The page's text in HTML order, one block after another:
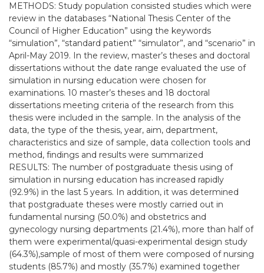
METHODS: Study population consisted studies which were
review in the databases “National Thesis Center of the
Council of Higher Education” using the keywords
“simulation”, “standard patient” “simulator”, and “scenario” in
April-May 2019. In the review, master’s theses and doctoral
dissertations without the date range evaluated the use of
simulation in nursing education were chosen for
examinations. 10 master’s theses and 18 doctoral
dissertations meeting criteria of the research from this
thesis were included in the sample. In the analysis of the
data, the type of the thesis, year, aim, department,
characteristics and size of sample, data collection tools and
method, findings and results were summarized
RESULTS: The number of postgraduate thesis using of
simulation in nursing education has increased rapidly
(92.9%) in the last 5 years. In addition, it was determined
that postgraduate theses were mostly carried out in
fundamental nursing (50.0%) and obstetrics and
gynecology nursing departments (21.4%), more than half of
them were experimental/quasi-experimental design study
(64.3%),sample of most of them were composed of nursing
students (85.7%) and mostly (35.7%) examined together